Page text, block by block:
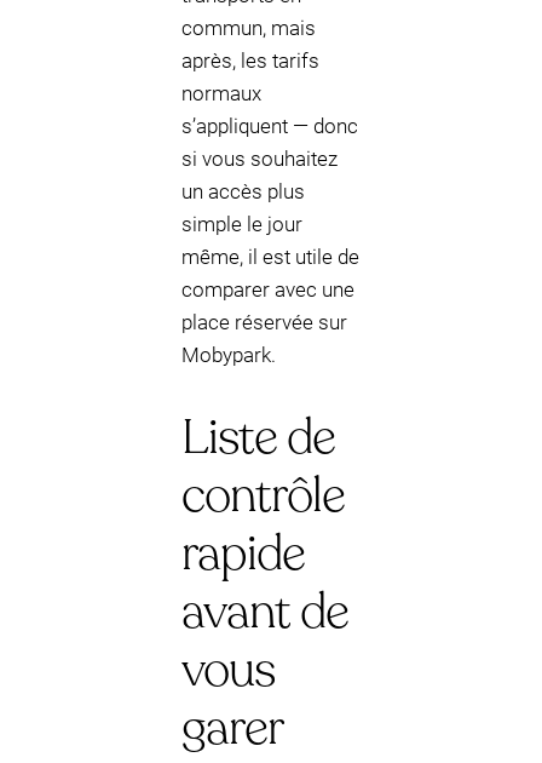
commun, mais
après, les tarifs
normaux
s’appliquent — donc
si vous souhaitez
un accès plus
simple le jour
même, il est utile de
comparer avec une
place réservée sur
Mobypark.
Liste de
contrôle
rapide
avant de
vous
garer